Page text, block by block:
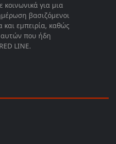
για μια
βασιζόμενοι
εμπειρία, καθώς
αυτών που ήδη
LINE.